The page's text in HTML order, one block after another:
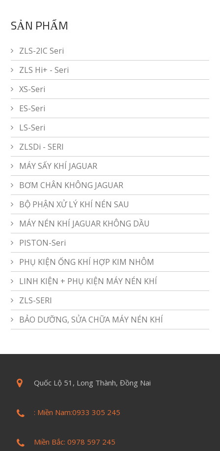
SẢN PHẨM
ZLS-2IC Seri
ZLS Hi+ - Seri
XS-Seri
ES-Seri
LS-Seri
ZLSDi - SERI
MÁY SẤY KHÍ JAGUAR
BƠM CHÂN KHÔNG JAGUAR
BỘ PHẬN XỬ LÝ KHÍ NÉN SAU
MÁY NÉN KHÍ JAGUAR KHÔNG DẦU
PISTON-Seri
PHỤ KIỆN ỐNG KHÍ HỢP KIM NHÔM
LINH KIỆN + PHỤ KIỆN MÁY NÉN KHÍ
ZLS-SERI
BẢO DƯỠNG, SỬA CHỮA MÁY NÉN KHÍ
Quốc Lộ 51, Long Thành, Đồng Nai
: Miền Nam:0933 305 245
Miền Bắc: 0978 597 245